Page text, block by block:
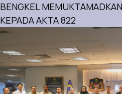
BENGKEL
KEPADA AKTA 822